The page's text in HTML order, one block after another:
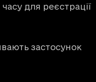
для реєстрації
застосунок